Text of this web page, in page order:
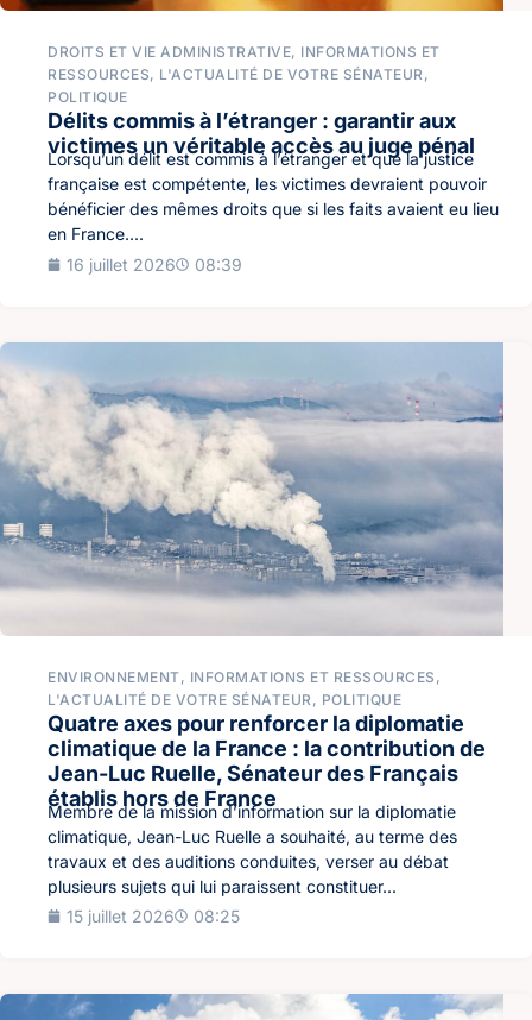
DROITS ET VIE ADMINISTRATIVE, INFORMATIONS ET
RESSOURCES, L'ACTUALITÉ DE VOTRE SÉNATEUR ,
POLITIQUE
Délits commis à l’étranger : garantir aux
victimes un véritable accès au juge pénal
Lorsqu’un délit est commis à l’étranger et que la justice
française est compétente, les victimes devraient pouvoir
bénéficier des mêmes droits que si les faits avaient eu lieu
en France....
16 juillet 2026
08:39
ENVIRONNEMENT, INFORMATIONS ET RESSOURCES ,
L'ACTUALITÉ DE VOTRE SÉNATEUR , POLITIQUE
Quatre axes pour renforcer la diplomatie
climatique de la France : la contribution de
Jean-Luc Ruelle, Sénateur des Français
établis hors de France
Membre de la mission d’information sur la diplomatie
climatique, Jean-Luc Ruelle a souhaité, au terme des
travaux et des auditions conduites, verser au débat
plusieurs sujets qui lui paraissent constituer...
15 juillet 2026
08:25